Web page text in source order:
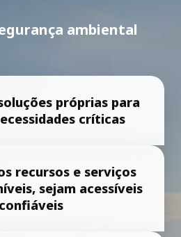
ambiental
próprias para
críticas
recursos e serviços
sejam acessíveis